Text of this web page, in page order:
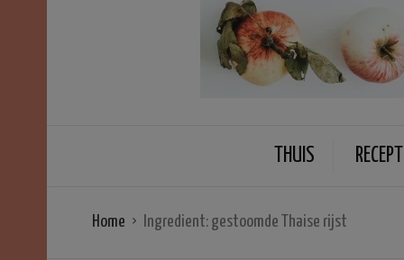
THUIS
Home Ingredient: gestoomde Thaise rijst